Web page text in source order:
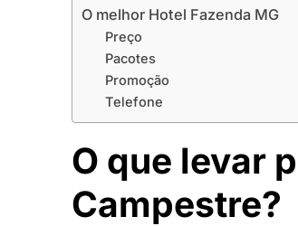
O melhor Hotel Fazenda MG
Preço
Pacotes
Promoção
Telefone
O que levar
Campestre?